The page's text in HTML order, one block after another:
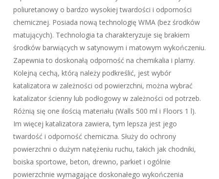
poliuretanowy o bardzo wysokiej twardości i odporności
chemicznej. Posiada nową technologię WMA (bez środków
matujących). Technologia ta charakteryzuje się brakiem
środków barwiących w satynowym i matowym wykończeniu.
Zapewnia to doskonałą odporność na chemikalia i plamy.
Kolejną cechą, którą należy podkreślić, jest wybór
katalizatora w zależności od powierzchni, można wybrać
katalizator ścienny lub podłogowy w zależności od potrzeb.
Różnią się one ilością materiału (Walls 500 ml i Floors 1 l).
Im więcej katalizatora zawiera, tym lepsza jest jego
twardość i odporność chemiczna. Służy do ochrony
powierzchni o dużym natężeniu ruchu, takich jak chodniki,
boiska sportowe, beton, drewno, parkiet i ogólnie
powierzchnie wymagające doskonałego wykończenia